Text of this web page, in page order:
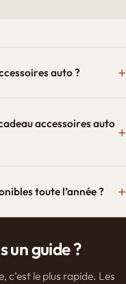
auto ?
accessoires auto
toute l’année ?
un guide ?
c’est le plus rapide. Les